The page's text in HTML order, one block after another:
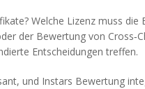
Welche Lizenz muss
der Bewertung von
Entscheidungen treffen.
und Instars Bewertung